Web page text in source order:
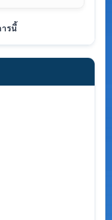
รนี้